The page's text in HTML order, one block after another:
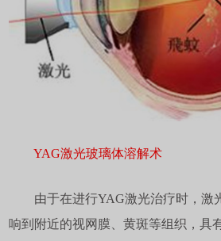
YAG激光玻璃体溶解术
由于在进行YAG激光治疗时，激
响到附近的视网膜、黄斑等组织，具